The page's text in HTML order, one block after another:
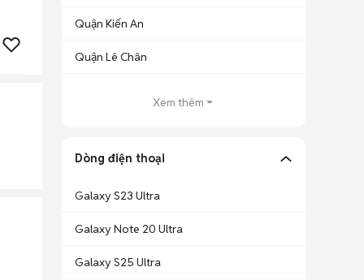
Quận Kiến An
Quận Lê Chân
Xem thêm
Dòng điện thoại
Galaxy S23 Ultra
Galaxy Note 20 Ultra
Galaxy S25 Ultra